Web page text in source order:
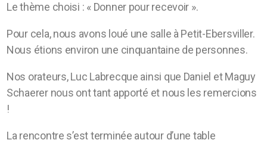
Le thème choisi : « Donner pour recevoir ».
Pour cela, nous avons loué une salle à Petit-Ebersviller.
Nous étions environ une cinquantaine de personnes.
Nos orateurs, Luc Labrecque ainsi que Daniel et Maguy
Schaerer nous ont tant apporté et nous les remercions
!
La rencontre s’est terminée autour d’une table